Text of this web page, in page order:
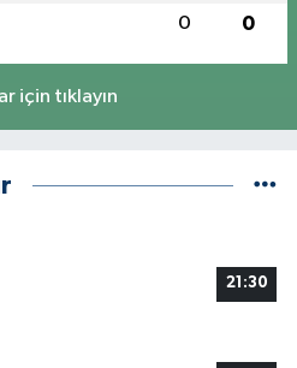
0 0
için tıklayın
21:30